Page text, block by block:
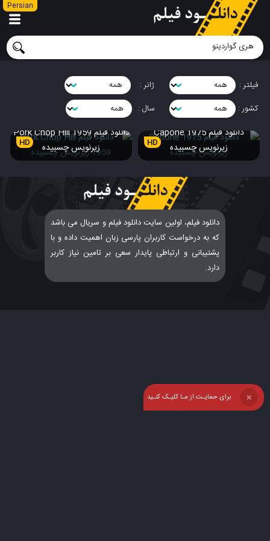
Persian
فیلتر :
ژانر :
کشور :
سال :
دانلود فیلم Capone 1975
زیرنویس چسبیده
HD
دانلود فیلم Pork Chop Hill 1959
زیرنویس چسبیده
HD
دانلود فیلم، اولین سایت دانلود فیلم و سریال می باشد
که به درخواست کاربران پارسی زبان اهمیت داده و با
پشتیبانی و ارتباطی پایدار سعی بر تامین نیاز کاربر
دارد.
برای حمایـت از مـا کلیـک کنـید ❌